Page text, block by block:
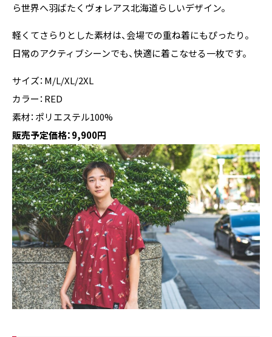
ら世界へ羽ばたくヴォレアス北海道らしいデザイン。
軽くてさらりとした素材は、会場での重ね着にもぴったり。
日常のアクティブシーンでも、快適に着こなせる一枚です。
サイズ：M/L/XL/2XL
カラー：RED
素材：ポリエステル100%
販売予定価格：9,900円